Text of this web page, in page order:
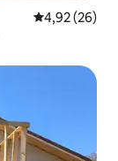
4,92 de uma
4,92 (26)